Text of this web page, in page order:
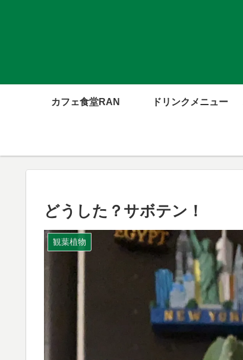
カフェ食堂RAN ドリンクメニュー
どうした？サボテン！
観葉植物